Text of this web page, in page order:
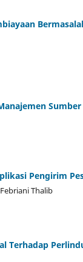
Pengirim
Thalib